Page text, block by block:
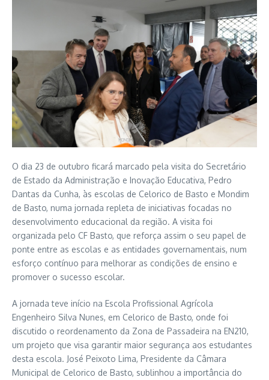
O dia 23 de outubro ficará marcado pela visita do Secretário
de Estado da Administração e Inovação Educativa, Pedro
Dantas da Cunha, às escolas de Celorico de Basto e Mondim
de Basto, numa jornada repleta de iniciativas focadas no
desenvolvimento educacional da região. A visita foi
organizada pelo CF Basto, que reforça assim o seu papel de
ponte entre as escolas e as entidades governamentais, num
esforço contínuo para melhorar as condições de ensino e
promover o sucesso escolar.
A jornada teve início na Escola Profissional Agrícola
Engenheiro Silva Nunes, em Celorico de Basto, onde foi
discutido o reordenamento da Zona de Passadeira na EN210,
um projeto que visa garantir maior segurança aos estudantes
desta escola. José Peixoto Lima, Presidente da Câmara
Municipal de Celorico de Basto, sublinhou a importância do